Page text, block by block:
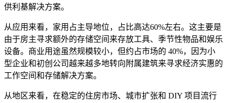
供利基解决方案。
从应用来看，家用占主导地位，占比高达60%左右。这主要是
由于房主寻求额外的存储空间来存放工具、季节性物品和娱乐
设备。商业用途虽然规模较小，但约占市场的 40%，因为小
型企业和初创公司越来越多地转向附属建筑来寻求经济实惠的
工作空间和存储解决方案。
从地区来看，在稳定的住房市场、城市扩张和 DIY 项目流行